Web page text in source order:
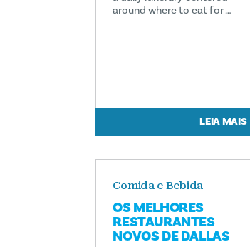
around where to eat for …
LEIA MAIS
Comida e Bebida
OS MELHORES
RESTAURANTES
NOVOS DE DALLAS